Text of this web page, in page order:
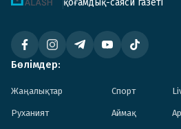
қоғамдық-саяси газеті
Бөлімдер:
Жаңалықтар Спорт
Руханият Аймақ